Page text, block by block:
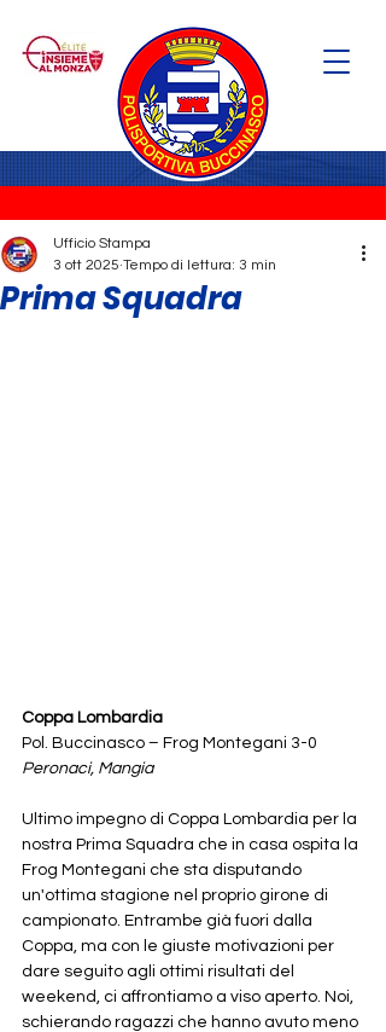
Prima Squadra
Ufficio Stampa
3 ott 2025 Tempo di lettura: 3 min
Coppa Lombardia
Pol. Buccinasco – Frog Montegani 3-0
Peronaci, Mangia
Ultimo impegno di Coppa Lombardia per la
nostra Prima Squadra che in casa ospita la
Frog Montegani che sta disputando
un'ottima stagione nel proprio girone di
campionato. Entrambe già fuori dalla
Coppa, ma con le giuste motivazioni per
dare seguito agli ottimi risultati del
weekend, ci affrontiamo a viso aperto. Noi,
schierando ragazzi che hanno avuto meno